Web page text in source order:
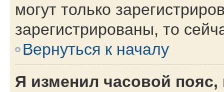
могут только
зарегистрированы, то
Вернуться к началу
Я изменил часовой